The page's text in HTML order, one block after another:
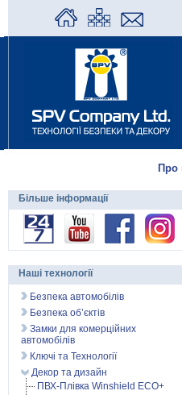
Про
Більше інформації
Наші технології
Безпека автомобілів
Безпека об’єктів
Замки для комерційних
автомобілів
Ключі та Технології
Декор та дизайн
ПВХ-Плівка Winshield ECO+